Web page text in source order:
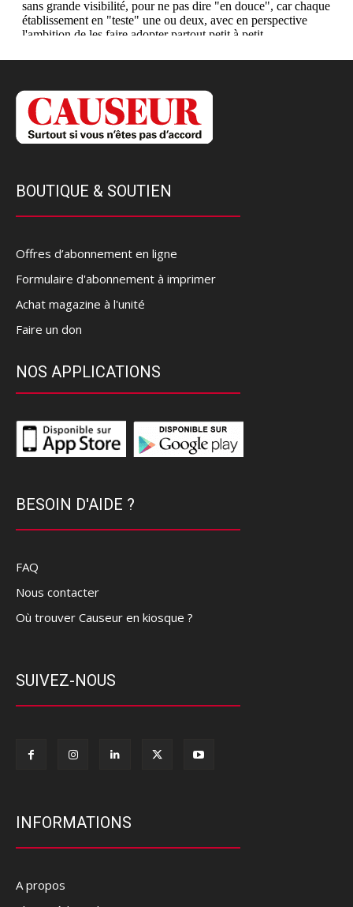
BOUTIQUE & SOUTIEN
Offres d’abonnement en ligne
Formulaire d'abonnement à imprimer
Achat magazine à l'unité
Faire un don
NOS APPLICATIONS
BESOIN D'AIDE ?
FAQ
Nous contacter
Où trouver Causeur en kiosque ?
SUIVEZ-NOUS
INFORMATIONS
A propos